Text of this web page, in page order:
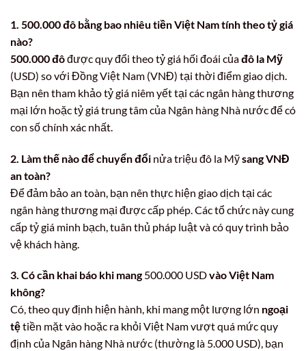
1. 500.000 đô bằng bao nhiêu tiền Việt Nam tính theo tỷ giá
nào?
500.000 đôđược quy đổi theo tỷ giá hối đoái củađô la Mỹ
(USD) so với Đồng Việt Nam (VNĐ) tại thời điểm giao dịch.
Bạn nên tham khảo tỷ giá niêm yết tại các ngân hàng thương
mại lớn hoặc tỷ giá trung tâm của Ngân hàng Nhà nước để có
con số chính xác nhất.
2. Làm thế nào để chuyển đổi nửa triệu đô la Mỹsang VNĐ
an toàn?
Để đảm bảo an toàn, bạn nên thực hiện giao dịch tại các
ngân hàng thương mại được cấp phép. Các tổ chức này cung
cấp tỷ giá minh bạch, tuân thủ pháp luật và có quy trình bảo
vệ khách hàng.
3. Có cần khai báo khi mang500.000 USDvào Việt Nam
không?
Có, theo quy định hiện hành, khi mang một lượng lớn ngoại
tệtiền mặt vào hoặc ra khỏi Việt Nam vượt quá mức quy
định của Ngân hàng Nhà nước (thường là 5.000 USD), bạn